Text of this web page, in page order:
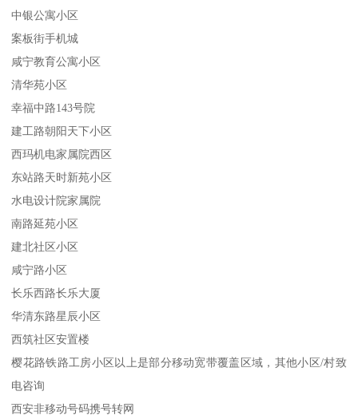
中银公寓小区
案板街手机城
咸宁教育公寓小区
清华苑小区
幸福中路143号院
建工路朝阳天下小区
西玛机电家属院西区
东站路天时新苑小区
水电设计院家属院
南路延苑小区
建北社区小区
咸宁路小区
长乐西路长乐大厦
华清东路星辰小区
西筑社区安置楼
樱花路铁路工房小区以上是部分移动宽带覆盖区域，其他小区/村致
电咨询
西安非移动号码携号转网